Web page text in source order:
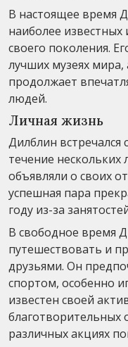
В настоящее время
наиболее
своего поколения.
лучших музеях мира,
продолжает
людей.
Личная жизнь
Дилблин встречался
течение
объявляли о своих
успешная пара
году из-за
В свободное время
путешествовать и
друзьями. Он
спортом, особенно
известен своей
благотворительных
различных акциях